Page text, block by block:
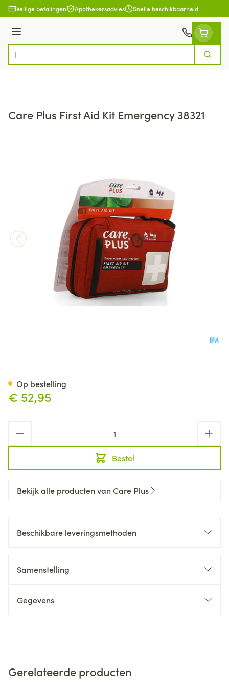
Ga naar de inhoud
Veilige betalingen Apothekersadvies Snelle beschikbaarheid
Menu
Product, merk, categorie...
Zoek
Care Plus First Aid Kit Emergency 38321
€ 52,95
Bestel
Op bestelling
Bekijk alle producten van Care Plus
Beschikbare leveringsmethoden
Samenstelling
Gegevens
Gerelateerde producten